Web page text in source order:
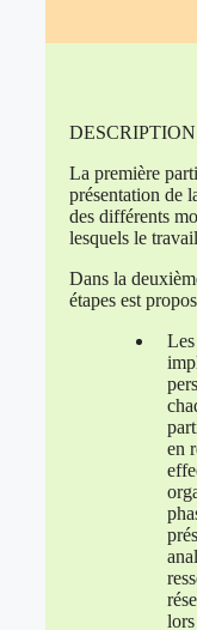
DESCRIPTION
La première
présentation de
des différents
lesquels le
Dans la
étapes est
en